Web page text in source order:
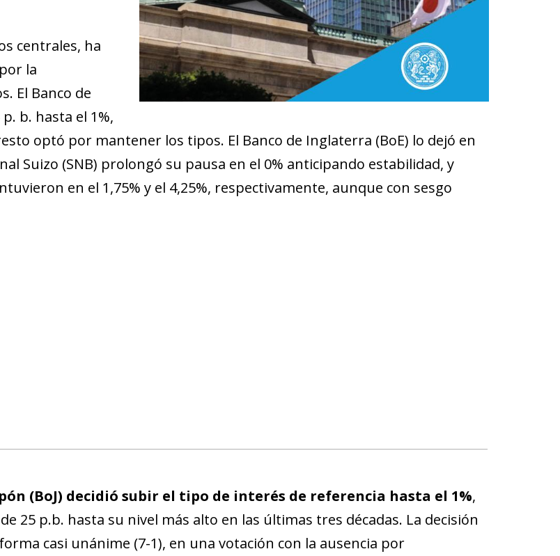
centrales, ha
la
El Banco de
b. hasta el 1%,
optó por mantener los tipos. El Banco de Inglaterra (BoE) lo dejó en
Suizo (SNB) prolongó su pausa en el 0% anticipando estabilidad, y
en el 1,75% y el 4,25%, respectivamente, aunque con sesgo
(BoJ) decidió subir el tipo de interés de referencia hasta el 1%,
25 p.b. hasta su nivel más alto en las últimas tres décadas. La decisión
casi unánime (7-1), en una votación con la ausencia por